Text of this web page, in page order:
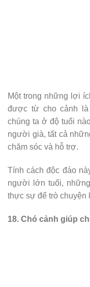
Một trong những lợi
được từ cho cảnh
chúng ta ở độ tuổi
người già, tất cả
chăm sóc và hỗ trợ.
Tính cách độc đáo
người lớn tuổi,
thực sự để trò chuyện
18. Chó cảnh giúp